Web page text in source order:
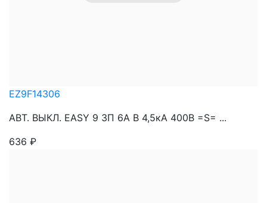
EZ9F14306
АВТ. ВЫКЛ. EASY 9 3П 6A B 4,5кА 400В =S= ...
636 ₽